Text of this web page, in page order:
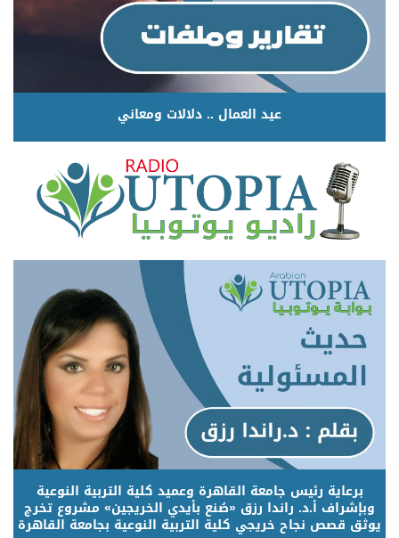
عيد العمال .. دلالات ومعاني
برعاية رئيس جامعة القاهرة وعميد كلية التربية النوعية
وبإشراف أ.د. راندا رزق «صُنع بأيدي الخريجين» مشروع تخرج
يوثق قصص نجاح خريجي كلية التربية النوعية بجامعة القاهرة